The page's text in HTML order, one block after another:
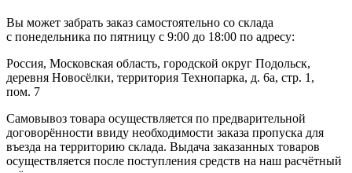
Вы может забрать заказ самостоятельно со склада
с понедельника по пятницу с 9:00 до 18:00 по адресу:
Россия, Московская область, городской округ Подольск,
деревня Новосёлки, территория Технопарка, д. 6а, стр. 1,
пом. 7
Самовывоз товара осуществляется по предварительной
договорённости ввиду необходимости заказа пропуска для
въезда на территорию склада. Выдача заказанных товаров
осуществляется после поступления средств на наш расчётный